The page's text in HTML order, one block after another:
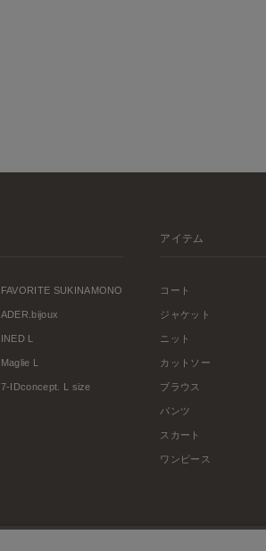
FAVORITE SUKINAMONO
ADER.bijoux
INED L
Maglie L
7-IDconcept. L size
アイテム
コート
ジャケット
ニット
カットソー
ブラウス
パンツ
スカート
ワンピース